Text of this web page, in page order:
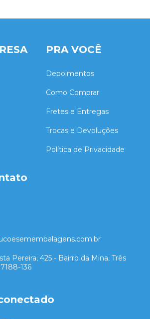
PRA VOCÊ
Depoimentos
Como Comprar
Fretes e Entregas
Trocas e Devoluções
Política de Privacidade
Pereira, 425 - Bairro da Mina, Três
136